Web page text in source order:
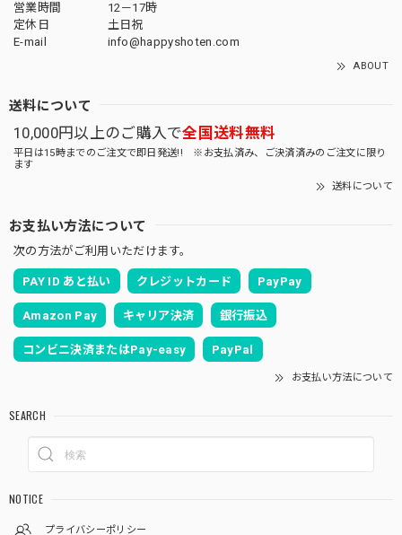
営業時間
12－17時
定休日
土日祝
E-mail
info@happyshoten.com
ABOUT
送料について
10,000円以上のご購入で全国送料無料
平日は15時までのご注文で即日発送!! ※お支払済み、ご決済済みのご注文に限り
ます
送料について
お支払い方法について
次の方法がご利用いただけます。
PAY ID あと払い クレジットカード PayPay
Amazon Pay キャリア決済 銀行振込
コンビニ決済またはPay-easy PayPal
お支払い方法について
SEARCH
NOTICE
プライバシーポリシー